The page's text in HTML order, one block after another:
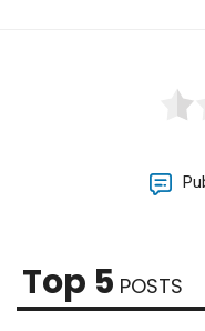
Top 5 POSTS